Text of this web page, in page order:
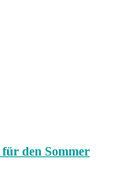
für den Sommer